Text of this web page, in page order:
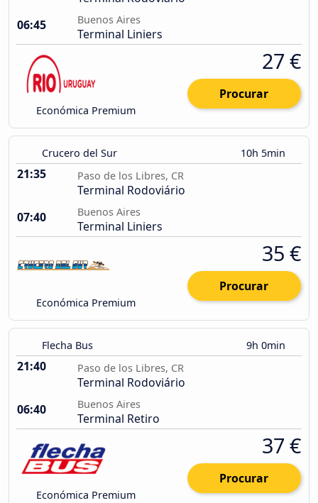
06:45
Buenos Aires
Terminal Liniers
Económica Premium
27 €
Procurar
Crucero del Sur 10h 5min
21:35 Paso de los Libres, CR
Terminal Rodoviário
07:40
Buenos Aires
Terminal Liniers
Económica Premium
35 €
Procurar
Flecha Bus 9h 0min
21:40 Paso de los Libres, CR
Terminal Rodoviário
06:40
Buenos Aires
Terminal Retiro
Económica Premium
37 €
Procurar